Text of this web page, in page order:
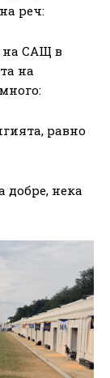
реч:
на САЩ в
на
равно
добре, нека